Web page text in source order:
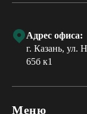
Адрес офиса:
г. Казань, ул.
65б к1
Меню